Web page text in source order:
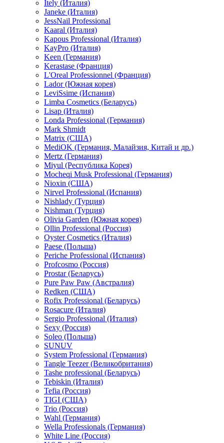
Itely (Италия)
Janeke (Италия)
JessNail Professional
Kaaral (Италия)
Kapous Professional (Италия)
KayPro (Италия)
Keen (Германия)
Kerastase (Франция)
L'Oreal Professionnel (Франция)
Lador (Южная корея)
LeviSsime (Испания)
Limba Cosmetics (Беларусь)
Lisap (Италия)
Londa Professional (Германия)
Mark Shmidt
Matrix (США)
MediOK (Германия, Малайзия, Китай и др.)
Mertz (Германия)
Miyul (Республика Корея)
Mocheqi Musk Professional (Германия)
Nioxin (США)
Nirvel Professional (Испания)
Nishlady (Турция)
Nishman (Турция)
Olivia Garden (Южная корея)
Ollin Professional (Россия)
Oyster Cosmetics (Италия)
Paese (Польша)
Periche Professional (Испания)
Profcosmo (Россия)
Prostar (Беларусь)
Pure Paw Paw (Австралия)
Redken (США)
Rofix Professional (Беларусь)
Rosacure (Италия)
Sergio Professional (Италия)
Sexy (Россия)
Soleo (Польша)
SUNUV
System Professional (Германия)
Tangle Teezer (Великобритания)
Tashe professional (Беларусь)
Tebiskin (Италия)
Tefia (Россия)
TIGI (США)
Trio (Россия)
Wahl (Германия)
Wella Professionals (Германия)
White Line (Россия)